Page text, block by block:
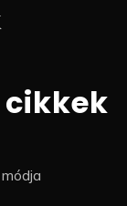
cikkek